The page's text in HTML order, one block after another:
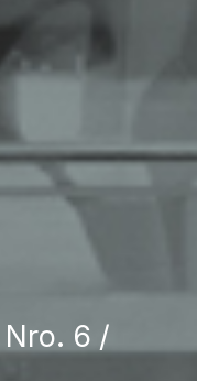
Nro. 6 /